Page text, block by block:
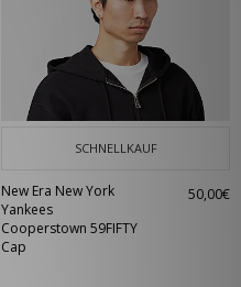
SCHNELLKAUF
New Era New York
Yankees
Cooperstown 59FIFTY
Cap
50,00€